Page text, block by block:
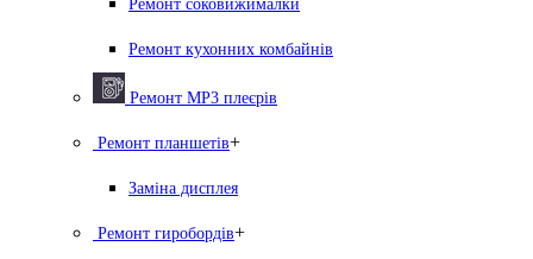
Ремонт соковижималки
Ремонт кухонних комбайнів
Ремонт MP3 плеєрів
Ремонт планшетів+
Заміна дисплея
Ремонт гиробордiв+